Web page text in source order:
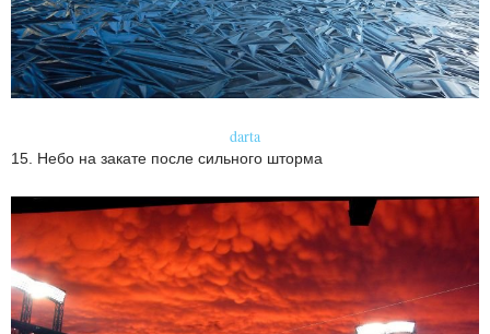
darta
15. Небо на закате после сильного шторма